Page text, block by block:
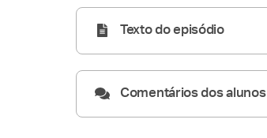
Texto do episódio
Comentários dos alunos